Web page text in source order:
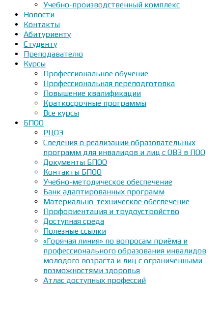
Учебно-производственный комплекс
Новости
Контакты
Абитуриенту
Студенту
Преподавателю
Курсы
Профессиональное обучение
Профессиональная переподготовка
Повышение квалификации
Краткосрочные программы
Все курсы
БПОО
РЦОЭ
Сведения о реализации образовательных
программ для инвалидов и лиц с ОВЗ в ПОО
Документы БПОО
Контакты БПОО
Учебно-методическое обеспечение
Банк адаптированных программ
Материально-техническое обеспечение
Профориентация и трудоустройство
Доступная среда
Полезные ссылки
«Горячая линия» по вопросам приёма и
профессионального образования инвалидов
молодого возраста и лиц с ограниченными
возможностями здоровья
Атлас доступных профессий